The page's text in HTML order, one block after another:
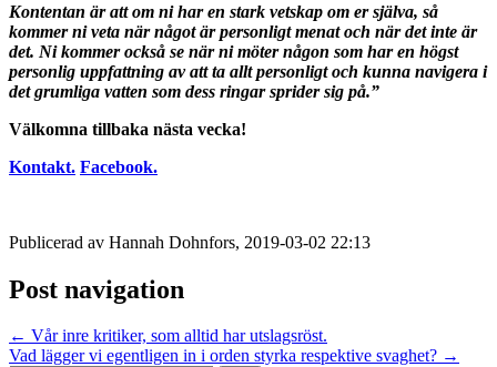
Kontentan är att om ni har en stark vetskap om er själva, så
kommer ni veta när något är personligt menat och när det inte är
det. Ni kommer också se när ni möter någon som har en högst
personlig uppfattning av att ta allt personligt och kunna navigera i
det grumliga vatten som dess ringar sprider sig på.”
Välkomna tillbaka nästa vecka!
Kontakt. Facebook.
Publicerad av Hannah Dohnfors, 2019-03-02 22:13
Post navigation
← Vår inre kritiker, som alltid har utslagsröst.
Vad lägger vi egentligen in i orden styrka respektive svaghet? →